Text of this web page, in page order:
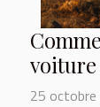
voiture
25